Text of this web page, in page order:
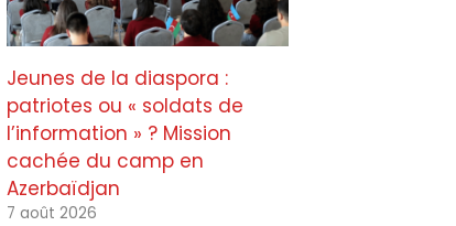
Jeunes de la diaspora :
patriotes ou « soldats de
l’information » ? Mission
cachée du camp en
Azerbaïdjan
7 août 2026